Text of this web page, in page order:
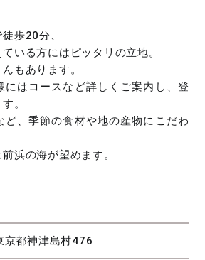
歩20分、
いる方にはピッタリの立地。
もあります。
にはコースなど詳しくご案内し、登
。
ど、季節の食材や地の産物にこだわ
浜の海が望めます。
京都神津島村476